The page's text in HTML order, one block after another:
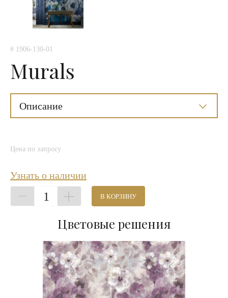
# 1906-130-01
Murals
Описание
Цена по запросу
Узнать о наличии
1 В КОРЗИНУ
Цветовые решения